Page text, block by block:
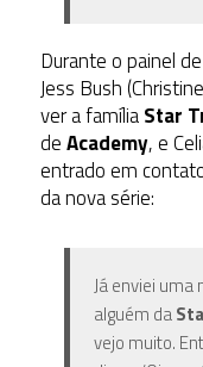
Durante o painel de
Jess Bush
ver a famíliaStar
deAcademy, e
entrado em
da nova série:
Já enviei
alguém da
vejo muito.